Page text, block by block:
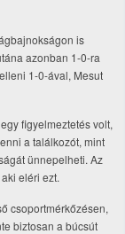
is
azonban 1-0-ra
1-0-ával, Mesut
figyelmeztetés volt,
a találkozót, mint
ünnepelheti. Az
eléri ezt.
csoportmérkőzésen,
biztosan a búcsút